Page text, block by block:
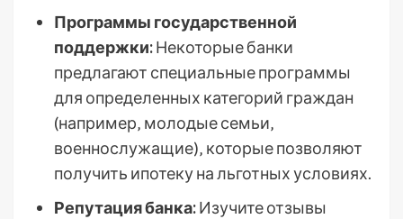
Программы государственной
поддержки:Некоторые банки
предлагают специальные программы
для определенных категорий граждан
(например‚ молодые семьи‚
военнослужащие)‚ которые позволяют
получить ипотеку на льготных условиях.
Репутация банка:Изучите отзывы